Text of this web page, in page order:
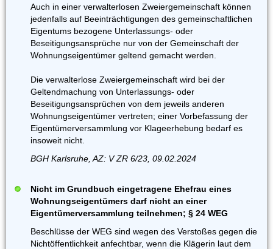
Auch in einer verwalterlosen Zweiergemeinschaft können
jedenfalls auf Beeinträchtigungen des gemeinschaftlichen
Eigentums bezogene Unterlassungs- oder
Beseitigungsansprüche nur von der Gemeinschaft der
Wohnungseigentümer geltend gemacht werden.
Die verwalterlose Zweiergemeinschaft wird bei der
Geltendmachung von Unterlassungs- oder
Beseitigungsansprüchen von dem jeweils anderen
Wohnungseigentümer vertreten; einer Vorbefassung der
Eigentümerversammlung vor Klageerhebung bedarf es
insoweit nicht.
BGH Karlsruhe, AZ: V ZR 6/23, 09.02.2024
Nicht im Grundbuch eingetragene Ehefrau eines
Wohnungseigentümers darf nicht an einer
Eigentümerversammlung teilnehmen; § 24 WEG
Beschlüsse der WEG sind wegen des Verstoßes gegen die
Nichtöffentlichkeit anfechtbar, wenn die Klägerin laut dem